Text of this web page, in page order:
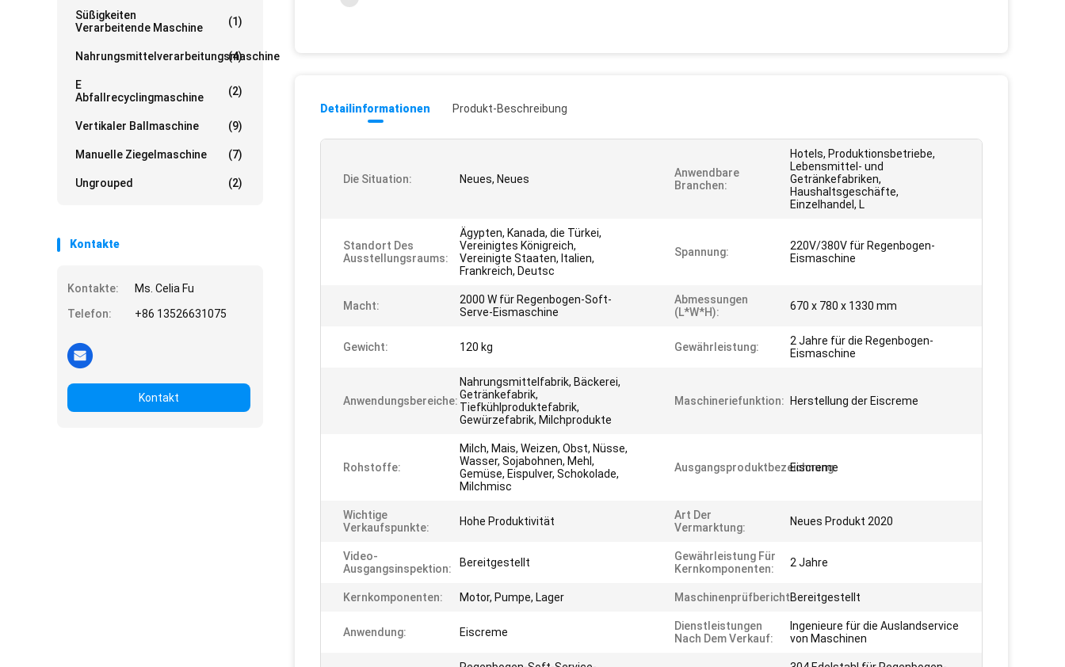
Süßigkeiten
Verarbeitende Maschine
(1)
Nahrungsmittelverarbeitungsmaschine
(4)
E
Abfallrecyclingmaschine
(2)
Vertikaler Ballmaschine (9)
Manuelle Ziegelmaschine (7)
Ungrouped (2)
Kontakte
Kontakte:
Ms. Celia Fu
Telefon:
+86 13526631075
Kontakt
Detailinformationen Produkt-Beschreibung
Die Situation: Neues, Neues
Anwendbare
Branchen:
Hotels, Produktionsbetriebe,
Lebensmittel- und
Getränkefabriken,
Haushaltsgeschäfte,
Einzelhandel, L
Standort Des
Ausstellungsraums:
Ägypten, Kanada, die Türkei,
Vereinigtes Königreich,
Vereinigte Staaten, Italien,
Frankreich, Deutsc
Spannung:
220V/380V für Regenbogen-
Eismaschine
Macht:
2000 W für Regenbogen-Soft-
Serve-Eismaschine
Abmessungen
(L*W*H):
670 x 780 x 1330 mm
Gewicht: 120 kg Gewährleistung:
2 Jahre für die Regenbogen-
Eismaschine
Anwendungsbereiche:
Nahrungsmittelfabrik, Bäckerei,
Getränkefabrik,
Tiefkühlproduktefabrik,
Gewürzefabrik, Milchprodukte
Maschineriefunktion: Herstellung der Eiscreme
Rohstoffe:
Milch, Mais, Weizen, Obst, Nüsse,
Wasser, Sojabohnen, Mehl,
Gemüse, Eispulver, Schokolade,
Milchmisc
Ausgangsproduktbezeichnung:
Eiscreme
Wichtige
Verkaufspunkte:
Hohe Produktivität
Art Der
Vermarktung:
Neues Produkt 2020
Video-
Ausgangsinspektion:
Bereitgestellt
Gewährleistung Für
Kernkomponenten:
2 Jahre
Kernkomponenten: Motor, Pumpe, Lager Maschinenprüfbericht:Bereitgestellt
Anwendung: Eiscreme
Dienstleistungen
Nach Dem Verkauf:
Ingenieure für die Auslandservice
von Maschinen